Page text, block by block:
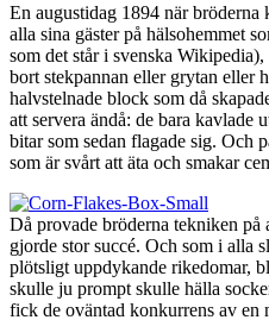
En augustidag 1894 när bröderna
alla sina gäster på hälsohemmet
som det står i svenska
bort stekpannan eller grytan eller
halvstelnade block som då
att servera ändå: de bara kavlade
bitar som sedan flagade sig. Och
som är svårt att äta och smakar
Då provade bröderna tekniken på
gjorde stor succé. Och som i alla
plötsligt uppdykande rikedomar,
skulle ju prompt skulle hälla
fick de oväntad konkurrens av en